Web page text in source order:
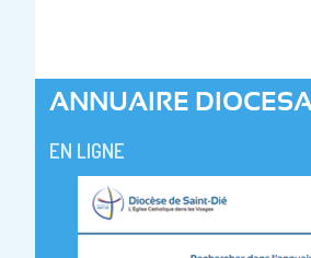
ANNUAIRE
EN LIGNE